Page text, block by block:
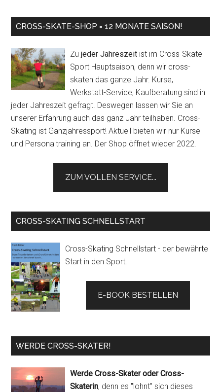
CROSS-SKATE-SHOP = 12 MONATE SAISON!
Zujeder Jahreszeit ist im Cross-Skate-
Sport Hauptsaison, denn wir cross-
skaten das ganze Jahr. Kurse,
Werkstatt-Service, Kaufberatung sind in
jeder Jahreszeit gefragt. Deswegen lassen wir Sie an
unserer Erfahrung auch das ganz Jahr teilhaben. Cross-
Skating ist Ganzjahressport! Aktuell bieten wir nur Kurse
und Personaltraining an. Der Shop öffnet wieder 2022.
ZUM VOLLEN SERVICE...
CROSS-SKATING SCHNELLSTART
Cross-Skating Schnellstart - der bewährte
Start in den Sport.
E-BOOK BESTELLEN
WERDE CROSS-SKATER!
Werde Cross-Skater oder Cross-
Skaterin, denn es "lohnt" sich dieses